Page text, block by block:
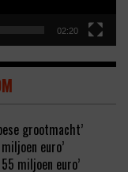
02:20
grootmacht’
euro’
miljoen euro’